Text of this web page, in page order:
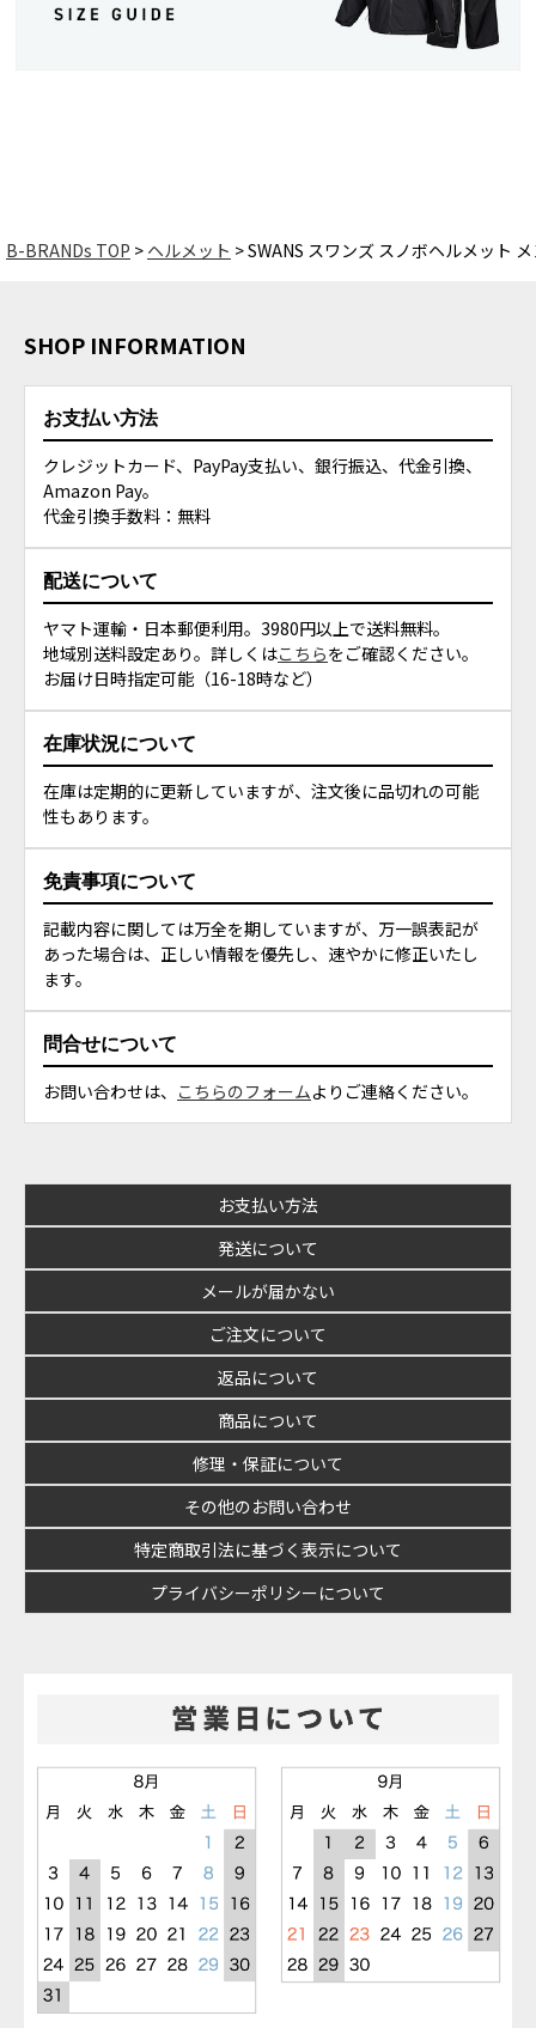
B-BRANDs TOP ヘルメット SWANS スワンズ スノボヘルメット
SHOP INFORMATION
お支払い方法
クレジットカード、PayPay支払い、銀行振込、代金引換、
Amazon Pay。
代金引換手数料：無料
配送について
ヤマト運輸・日本郵便利用。3980円以上で送料無料。
地域別送料設定あり。詳しくはこちらをご確認ください。
お届け日時指定可能（16-18時など）
在庫状況について
在庫は定期的に更新していますが、注文後に品切れの可能
性もあります。
免責事項について
記載内容に関しては万全を期していますが、万一誤表記が
あった場合は、正しい情報を優先し、速やかに修正いたし
ます。
問合せについて
お問い合わせは、 こちらのフォームよりご連絡ください。
お支払い方法
発送について
メールが届かない
ご注文について
返品について
商品について
修理・保証について
その他のお問い合わせ
特定商取引法に基づく表示について
プライバシーポリシーについて